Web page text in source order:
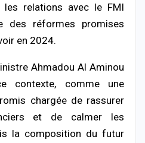
les relations avec le FMI
des réformes promises
en 2024.
Ahmadou Al Aminou
contexte, comme une
chargée de rassurer
et de calmer les
la composition du futur